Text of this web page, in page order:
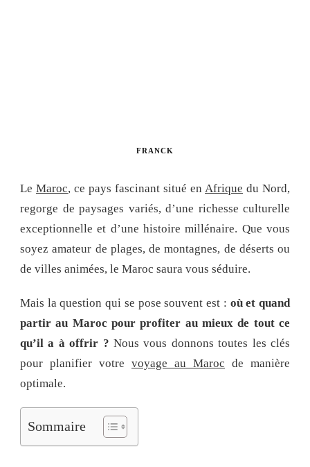
FRANCK
Le Maroc, ce pays fascinant situé en Afrique du Nord,
regorge de paysages variés, d’une richesse culturelle
exceptionnelle et d’une histoire millénaire. Que vous
soyez amateur de plages, de montagnes, de déserts ou
de villes animées, le Maroc saura vous séduire.
Mais la question qui se pose souvent est : où et quand
partir au Maroc pour profiter au mieux de tout ce
qu’il a à offrir ? Nous vous donnons toutes les clés
pour planifier votre voyage au Maroc de manière
optimale.
Sommaire